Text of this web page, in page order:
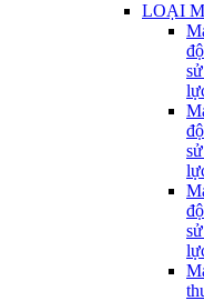
LOẠI